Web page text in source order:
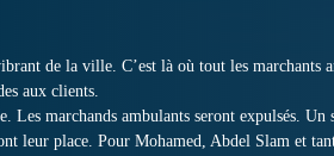
de la ville. C’est là où tout les marchants
aux clients.
Les marchands ambulants seront expulsés. Un
leur place. Pour Mohamed, Abdel Slam et